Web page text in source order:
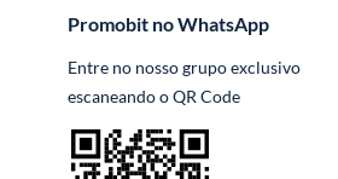
Promobit no WhatsApp
Entre no nosso grupo exclusivo
escaneando o QR Code